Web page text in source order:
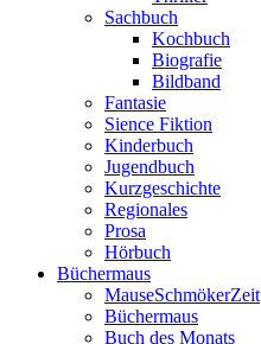
Sachbuch
Kochbuch
Biografie
Bildband
Fantasie
Sience Fiktion
Kinderbuch
Jugendbuch
Kurzgeschichte
Regionales
Prosa
Hörbuch
Büchermaus
MauseSchmökerZeit
Büchermaus
Buch des Monats